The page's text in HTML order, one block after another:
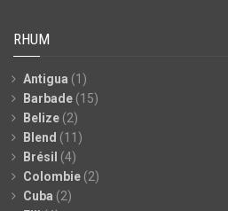
RHUM
Antigua (1)
Barbade (15)
Belize (2)
Blend (11)
Brésil (4)
Colombie (2)
Cuba (2)